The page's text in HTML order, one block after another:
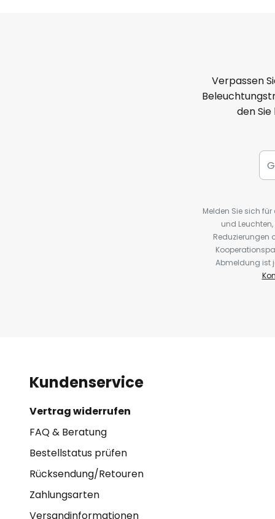
Verpassen
den
Melden Sie sich
und
Reduzierungen
Abmeldung ist
Kundenservice
Vertrag widerrufen
FAQ & Beratung
Bestellstatus prüfen
Rücksendung/Retouren
Zahlungsarten
Versandinformationen